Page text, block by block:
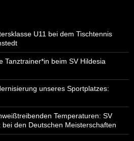
U11 bei dem Tischtennis
Tanztrainer*in beim SV Hildesia
unseres Sportplatzes:
Temperaturen: SV
den Deutschen Meisterschaften